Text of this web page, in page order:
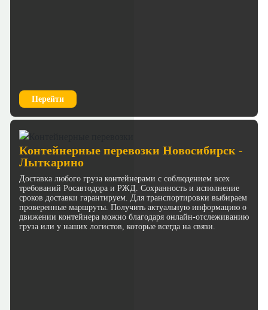
Перейти
Контейнерные перевозки Новосибирск -
Лыткарино
Доставка любого груза контейнерами с соблюдением всех
требований Росавтодора и РЖД. Сохранность и исполнение
сроков доставки гарантируем. Для транспортировки выбираем
проверенные маршруты. Получить актуальную информацию о
движении контейнера можно благодаря онлайн-отслеживанию
груза или у наших логистов, которые всегда на связи.